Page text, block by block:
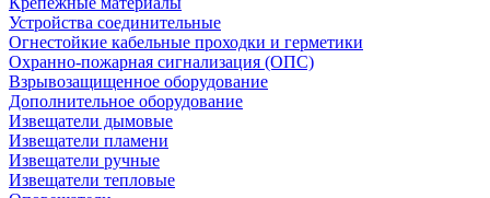
Устройства соединительные
Огнестойкие кабельные проходки и герметики
Охранно-пожарная сигнализация (ОПС)
Взрывозащищенное оборудование
Дополнительное оборудование
Извещатели дымовые
Извещатели пламени
Извещатели ручные
Извещатели тепловые